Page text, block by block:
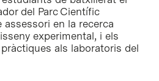
del Parc Científic
assessori en la recerca
experimental, i els
als laboratoris del